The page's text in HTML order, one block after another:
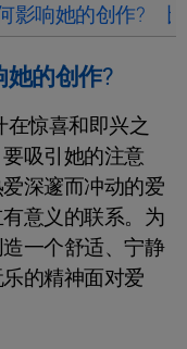
影响她的创作?
她的创作?
在惊喜和即兴之
吸引她的注意
深邃而冲动的爱
意义的联系。为
一个舒适、宁静
的精神面对爱